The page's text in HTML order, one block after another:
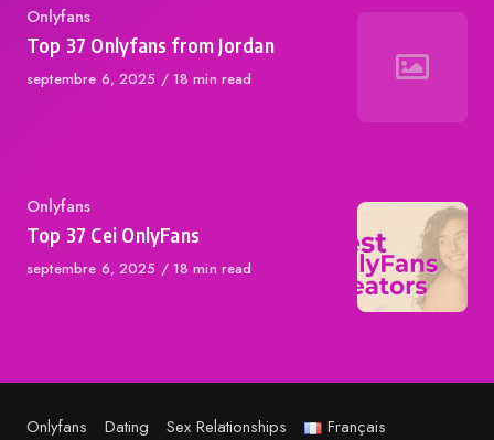
Category
Onlyfans
Top 37 Onlyfans from Jordan
Published
septembre 6, 2025 18 min read
Category
Onlyfans
Top 37 Cei OnlyFans
Published
septembre 6, 2025 18 min read
Onlyfans Dating Sex Relationships
Français